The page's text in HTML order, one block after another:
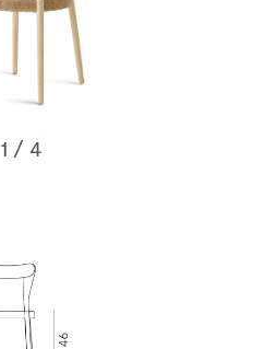
1 / 4